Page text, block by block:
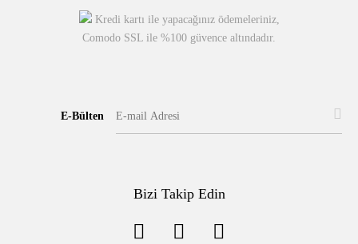
Kredi kartı ile yapacağınız ödemeleriniz,
Comodo SSL ile %100 güvence altındadır.
E-Bülten
Bizi Takip Edin